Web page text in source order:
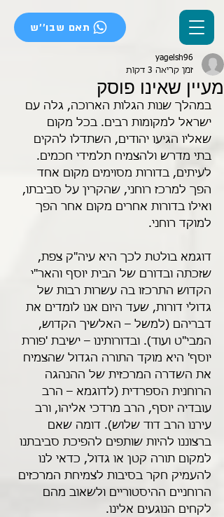
תאם שבו''ש
מעיין שאינו פוסק
yagelsh96
זמן קריאה 3 דקות
במהלך שנות הגלות הארוכה, גלה עם
ישראל למקומות רבים. בכל מקום
שאליו הגיעו יהודים, השתדלו להקים
בתי מדרש ולהצמיח תלמידי חכמים.
לעיתים, בדורות מסוימים מקום אחד
הפך למרכז רוחני, שהקרין על סביבתו,
ואילו בדורות אחרים מקום אחר הפך
למוקד רוחני.
דוגמא בולטת לכך היא עיה"ק צפת,
שזכתה ובדורם של הבית יוסף והאר"י
הקדוש התרכזו בה עשרות רבות של
גדולי דורות, שעד היום אנו לומדים את
דבריהם (למשל – האלשיך הקדוש,
המבי"ט ועוד). ובדורותינו – ישיבת 'פורת
יוסף' היא מוקד התורה הגדול שהצמיח
את השדרה המרכזית של ההנהגה
הרוחנית הספרדית (לדוגמא – הרב
עובדיה יוסף, הרב מרדכי אליהו, ורב
עירנו הרב דוד שלוש). דומה שאם
ברצוננו להיות שותפים להפיכת סביבתנו
למקום תורה קטן או גדול, כדאי לנו
להעמיק חקר בסיבות לצמיחת המרכזים
הרוחניים ההיסטוריים ולשאוב מהם
לקחים הנוגעים אלינו.